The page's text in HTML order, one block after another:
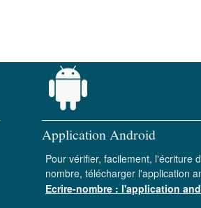
Application Android
Pour vérifier, facilement, l'écriture
nombre, télécharger l'application
Ecrire-nombre : l'application